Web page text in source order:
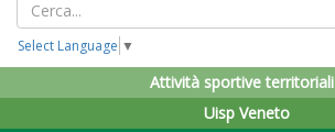
Select Language ▼
Attività sportive territoriali
Uisp Veneto